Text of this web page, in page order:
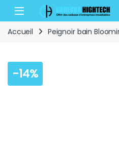
Skip to navigation
Skip to content
Open
Accueil Peignoir bain
-14%